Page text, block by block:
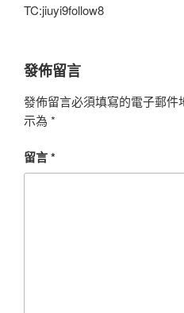
TC:jiuyi9follow8
發佈留言
發佈留言必須填寫的電子郵件
示為 *
留言*